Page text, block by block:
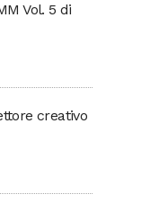
Vol. 5 di
creativo